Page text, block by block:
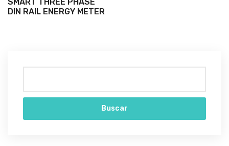
DIN RAIL ENERGY METER
Buscar